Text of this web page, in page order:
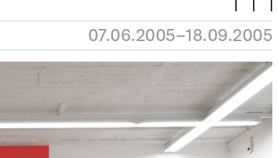
07.06.2005–18.09.2005